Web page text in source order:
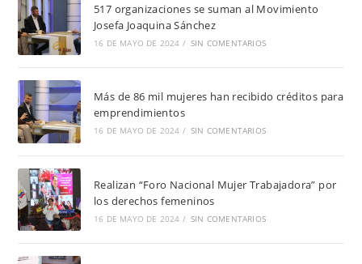
517 organizaciones se suman al Movimiento
Josefa Joaquina Sánchez
16 DE MAYO DE 2024 / SIN COMENTARIOS
Más de 86 mil mujeres han recibido créditos para
emprendimientos
16 DE MAYO DE 2024 / SIN COMENTARIOS
Realizan “Foro Nacional Mujer Trabajadora” por
los derechos femeninos
16 DE MAYO DE 2024 / SIN COMENTARIOS